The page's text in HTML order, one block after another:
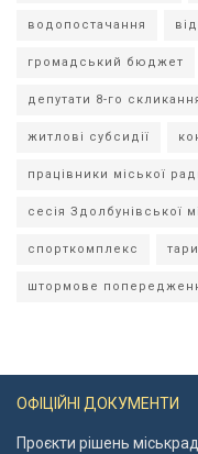
водопостачання
громадський бюджет
депутати 8-го
житлові субсидії
працівники міської
сесія Здолбунівської
спорткомплекс
штормове
ОФІЦІЙНІ ДОКУМЕНТИ
Проєкти рішень